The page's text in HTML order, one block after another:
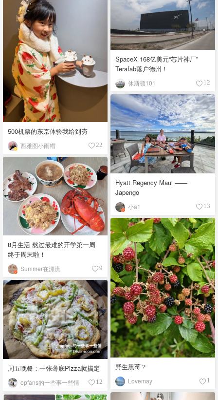
500机票的东京体验我给到夯
西雅图小雨帽 22
SpaceX 168亿美元“芯片神厂”
Terafab落户德州！
休斯顿101 12
Hyatt Regency Maui ——
Japengo
小a1 13
8月生活 熬过最难的开学第一周
终于周末啦！
Summer在漂流 9
野生黑莓？
Lovemay 1
周五晚餐：一张薄底Pizza就搞定
opfans的一些事一些情 12